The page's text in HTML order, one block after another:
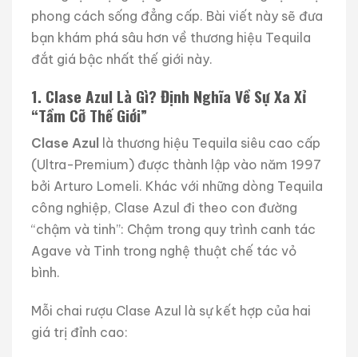
phong cách sống đẳng cấp. Bài viết này sẽ đưa
bạn khám phá sâu hơn về thương hiệu Tequila
đắt giá bậc nhất thế giới này.
1. Clase Azul Là Gì? Định Nghĩa Về Sự Xa Xỉ
“Tầm Cỡ Thế Giới”
Clase Azul
là thương hiệu Tequila siêu cao cấp
(Ultra-Premium) được thành lập vào năm 1997
bởi Arturo Lomeli. Khác với những dòng Tequila
công nghiệp, Clase Azul đi theo con đường
“chậm và tinh”: Chậm trong quy trình canh tác
Agave và Tinh trong nghệ thuật chế tác vỏ
bình.
Mỗi chai rượu Clase Azul là sự kết hợp của hai
giá trị đỉnh cao: